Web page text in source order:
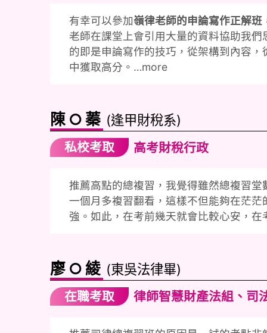
有幸可以參加嶺律老師的申論寫作正解班
老師在課堂上會引用大量的資料協助我
的即是申論寫作的技巧，從架構到內容
中獲取高分。…more
陳○蓁 (逢甲財稅系)
私校考取 高考財稅行政
推薦高點的總複習，我覺得雖然總複習堂
一個月多複習翻看，這樣不但能夠在茫
強。如此，在考前幾天就會比較心安，
廖○綾 (東吳法律畢)
在職考取 律師智慧財產法組、司